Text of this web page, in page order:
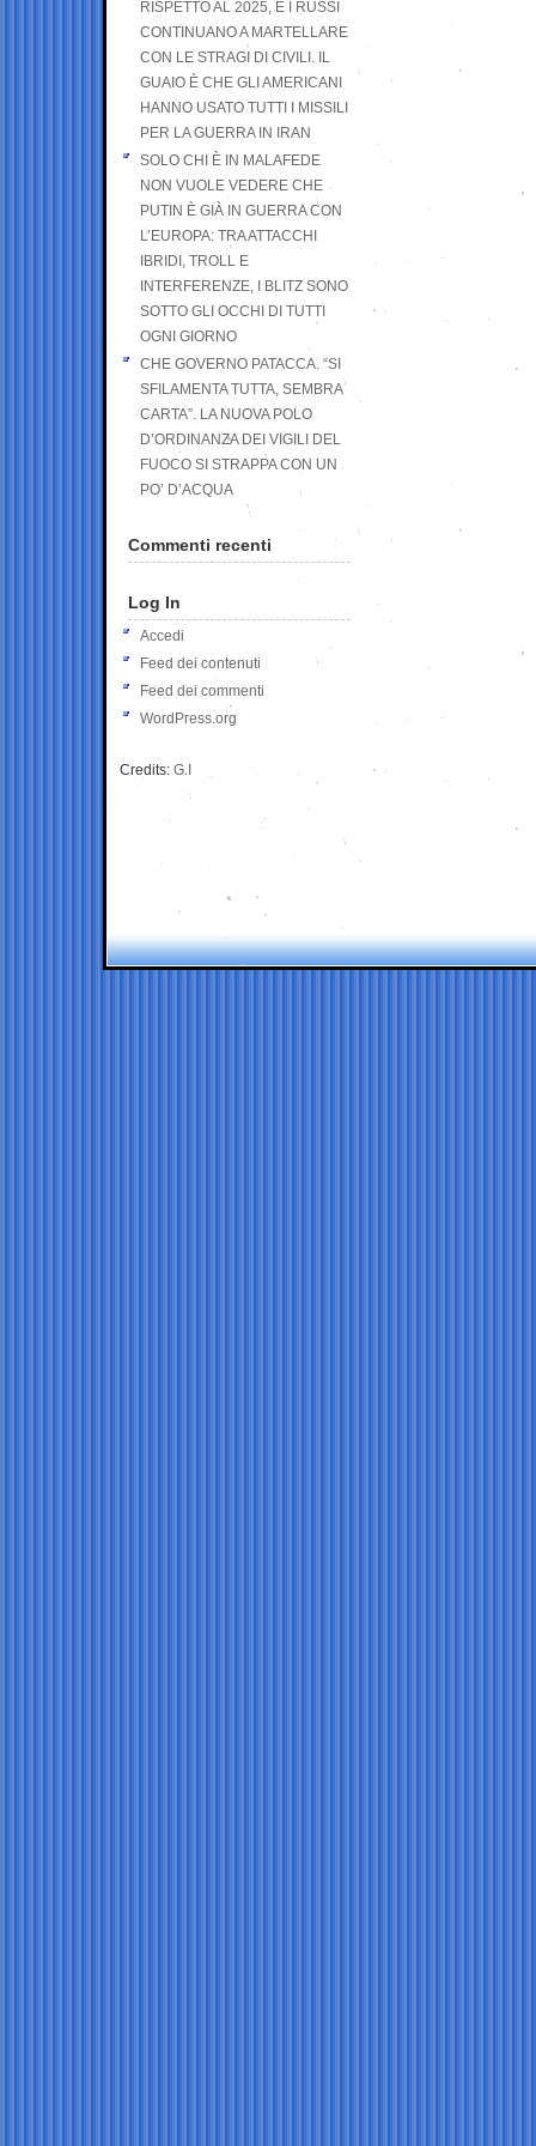
RISPETTO AL 2025, E I RUSSI
CONTINUANO A MARTELLARE
CON LE STRAGI DI CIVILI. IL
GUAIO È CHE GLI AMERICANI
HANNO USATO TUTTI I MISSILI
PER LA GUERRA IN IRAN
SOLO CHI È IN MALAFEDE
NON VUOLE VEDERE CHE
PUTIN È GIÀ IN GUERRA CON
L’EUROPA: TRA ATTACCHI
IBRIDI, TROLL E
INTERFERENZE, I BLITZ SONO
SOTTO GLI OCCHI DI TUTTI
OGNI GIORNO
CHE GOVERNO PATACCA. “SI
SFILAMENTA TUTTA, SEMBRA
CARTA”. LA NUOVA POLO
D’ORDINANZA DEI VIGILI DEL
FUOCO SI STRAPPA CON UN
PO’ D’ACQUA
Commenti recenti
Log In
Accedi
Feed dei contenuti
Feed dei commenti
WordPress.org
Credits: G.I